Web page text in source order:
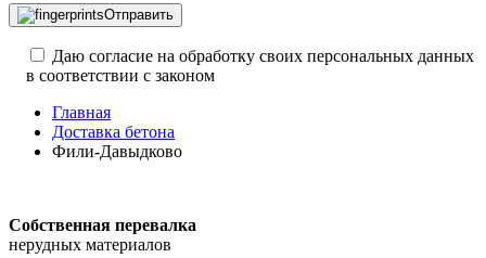
Отправить
Даю согласие на обработку своих персональных данных
в соответствии с законом
Главная
Доставка бетона
Фили-Давыдково
Собственная перевалка
нерудных материалов